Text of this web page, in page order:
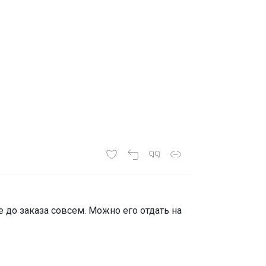
заказа совсем. Можно его отдать на